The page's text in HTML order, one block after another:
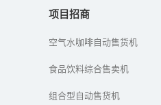
水十条”的《水污染防治
得国务院常委会通过，有
项目招商
空气水咖啡自动售货机
食品饮料综合售卖机
组合型自动售货机